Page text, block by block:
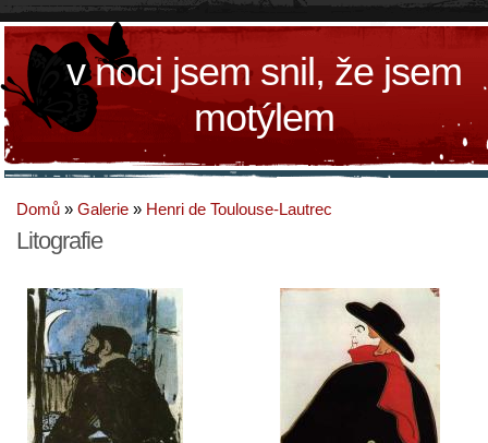
v noci jsem snil, že jsem
motýlem
Domů » Galerie » Henri de Toulouse-Lautrec
Litografie